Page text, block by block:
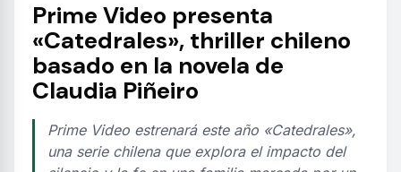
Prime Video presenta
«Catedrales», thriller chileno
basado en la novela de
Claudia Piñeiro
Prime Video estrenará este año «Catedrales»,
una serie chilena que explora el impacto del